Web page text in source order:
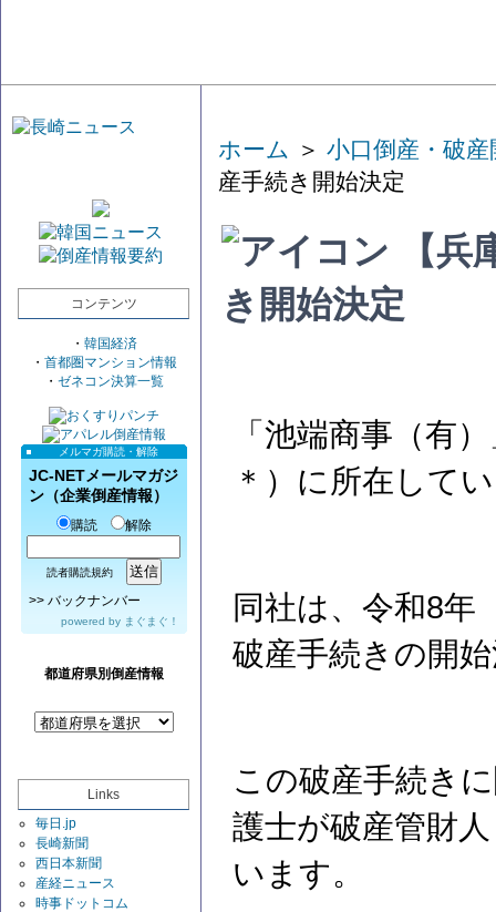
コンテンツ
・ 韓国経済
・ 首都圏マンション情報
・ ゼネコン決算一覧
メルマガ購読・解除
JC-NETメールマガジ
ン（企業倒産情報）
購読 解除
読者購読規約
>> バックナンバー
powered by まぐまぐ！
都道府県別倒産情報
Links
毎日.jp
長崎新聞
西日本新聞
産経ニュース
時事ドットコム
ホーム ＞ 小口倒産・破産
産手続き開始決定
【兵
き開始決定
「池端商事（有
＊）に所在して
同社は、令和8年
破産手続きの開
この破産手続き
護士が破産管財
います。